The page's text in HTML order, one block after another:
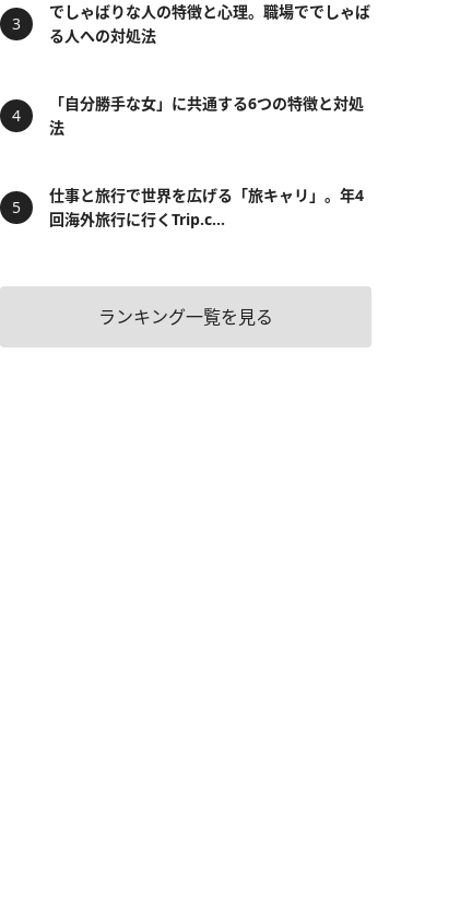
でしゃばりな人の特徴と心理。職場ででしゃば
る人への対処法
「自分勝手な女」に共通する6つの特徴と対処
法
仕事と旅行で世界を広げる「旅キャリ」。年4
回海外旅行に行くTrip.c...
ランキング一覧を見る